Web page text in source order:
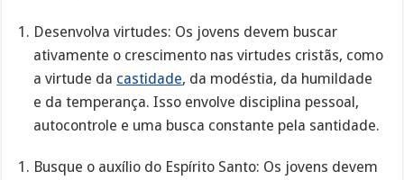
Desenvolva virtudes: Os jovens devem buscar
ativamente o crescimento nas virtudes cristãs, como
a virtude da castidade, da modéstia, da humildade
e da temperança. Isso envolve disciplina pessoal,
autocontrole e uma busca constante pela santidade.
Busque o auxílio do Espírito Santo: Os jovens devem